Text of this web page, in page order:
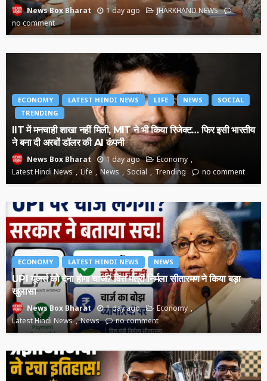
News Box Bharat 1 day ago
JHARKHAND NEWS
no comment
ECONOMY LATEST HINDI NEWS LIFE NEWS
SOCIAL
TRENDING
IIT में मनचाही शाखा नहीं मिली, MIT ने भी किया रिजेक्ट… फिर इसी भारतीय
ने बना दी अरबों डॉलर की AI कंपनी
News Box Bharat 1 day ago
Economy
Latest Hindi News
Life News Social Trending no comment
ECONOMY LATEST HINDI NEWS NEWS
UPI यूजर्स को देना होगा चार्ज? वित्त मंत्री निर्मला सीतारमण ने किया बड़ा
खुलासा
News Box Bharat 1 day ago
Economy
Latest Hindi News
News no comment